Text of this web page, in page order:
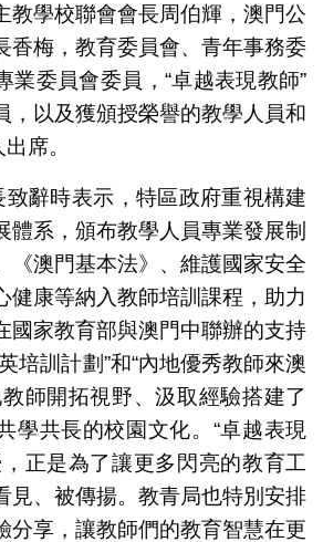
教學校聯會會長周伯輝，澳門公
香梅，教育委員會、青年事務委
業委員會委員，“卓越表現教師”
，以及獲頒授榮譽的教學人員和
席。
致辭時表示，特區政府重視構建
體系，頒布教學人員專業發展制
《澳門基本法》、維護國家安全
健康等納入教師培訓課程，助力
國家教育部與澳門中聯辦的支持
培訓計劃”和“內地優秀教師來澳
師開拓視野、汲取經驗搭建了
學共長的校園文化。“卓越表現
正是為了讓更多閃亮的教育工
見、被傳揚。教青局也特別安排
分享，讓教師們的教育智慧在更